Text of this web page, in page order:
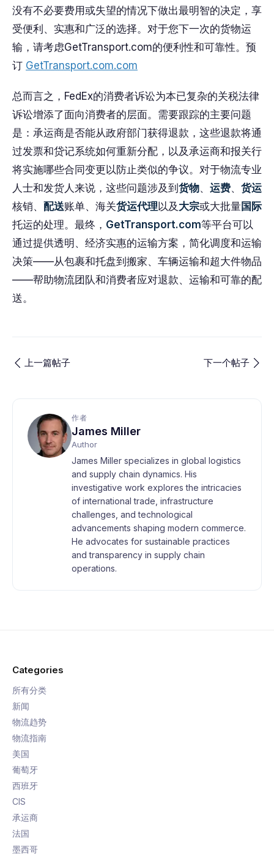
没有不必要费用或失望的情况下做出最明智的决定，享
受便利、实惠和广泛的选择。对于您下一次的货物运
输，请考虑GetTransport.com的便利性和可靠性。预
订 GetTransport.com.com
总而言之，FedEx的消费者诉讼为本已复杂的关税法律
诉讼增添了面向消费者的层面。需要跟踪的主要问题
是：承运商是否能从政府部门获得退款，这些退款将通
过发票和贷记系统如何重新分配，以及承运商和报关行
将实施哪些合同变更以防止类似的争议。对于物流专业
人士和发货人来说，这些问题涉及到 货物、 运费、 货运
核销、 配送账单、海关货运代理以及 大宗或大批量国际
托运的处理。最终， GetTransport.com等平台可以
通过提供透明、经济实惠的运输方案，简化调度和运输
决策——从包裹和托盘到搬家、车辆运输和超大件物品
——帮助物流团队和消费者应对退款、运输和可靠的配
送。
上一篇帖子 下一个帖子
作者
James Miller
Author
James Miller specializes in global logistics
and supply chain dynamics. His
investigative work explores the intricacies
of international trade, infrastructure
challenges, and technological
advancements shaping modern commerce.
He advocates for sustainable practices
and transparency in supply chain
operations.
Categories
所有分类
新闻
物流趋势
物流指南
美国
葡萄牙
西班牙
CIS
承运商
法国
墨西哥